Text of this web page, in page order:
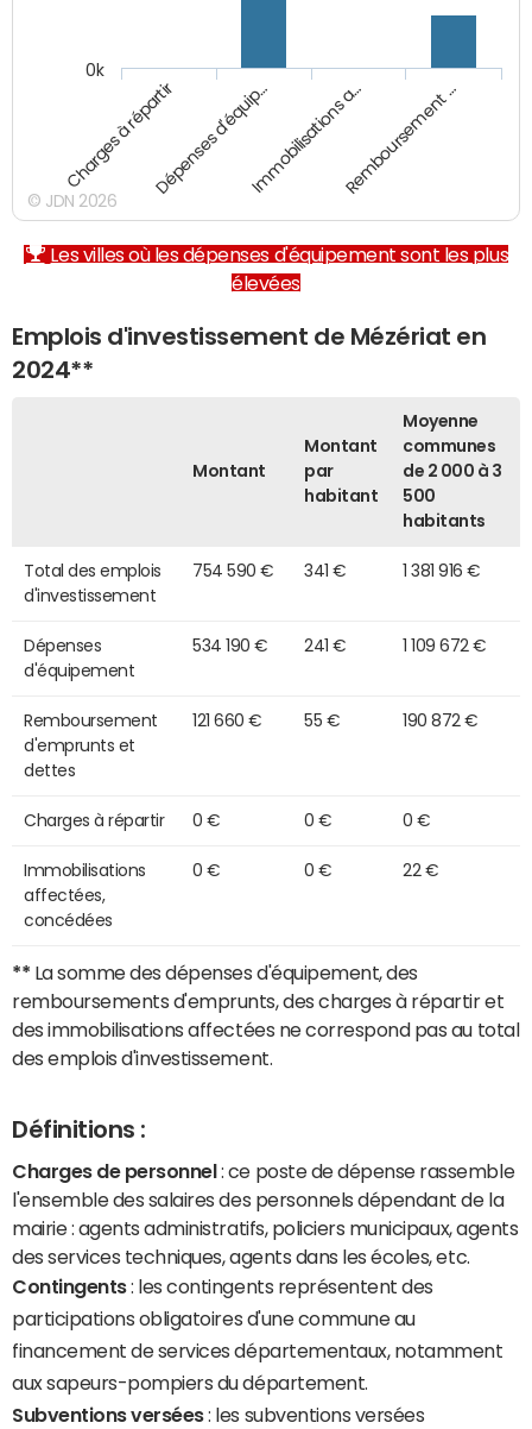
Charges à répartirDépenses d'équip…Immobilisations a…Remboursement …
0k
© JDN 2026
Les villes où les dépenses d'équipement sont les plus
élevées
Emplois d'investissement de Mézériat en
2024**
Montant
Montant
par
habitant
Moyenne
communes
de 2 000 à 3
500
habitants
Total des emplois
d'investissement
754 590 € 341 € 1 381 916 €
Dépenses
d'équipement
534 190 € 241 € 1 109 672 €
Remboursement
d'emprunts et
dettes
121 660 € 55 € 190 872 €
Charges à répartir 0 € 0 € 0 €
Immobilisations
affectées,
concédées
0 € 0 € 22 €
** La somme des dépenses d'équipement, des
remboursements d'emprunts, des charges à répartir et
des immobilisations affectées ne correspond pas au total
des emplois d'investissement.
Définitions :
Charges de personnel : ce poste de dépense rassemble
l'ensemble des salaires des personnels dépendant de la
mairie : agents administratifs, policiers municipaux, agents
des services techniques, agents dans les écoles, etc.
Contingents: les contingents représentent des
participations obligatoires d'une commune au
financement de services départementaux, notamment
aux sapeurs-pompiers du département.
Subventions versées: les subventions versées